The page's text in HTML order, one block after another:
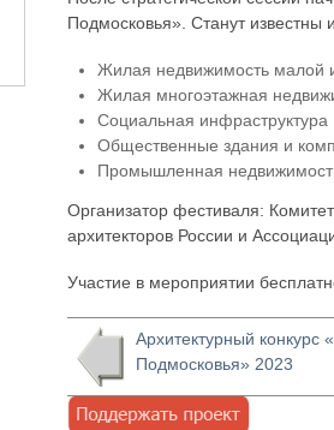
Подмосковья». Станут
Жилая недвижимость малой
Жилая многоэтажная
Социальная инфраструктура
Общественные здания и
Промышленная
Организатор фестиваля:
архитекторов России и
Участие в мероприятии
Архитектурный конкурс
Подмосковья» 2023